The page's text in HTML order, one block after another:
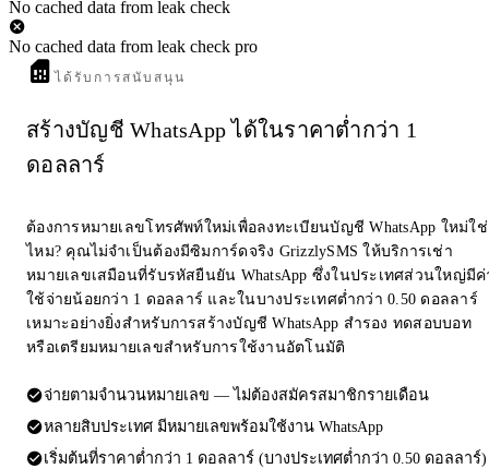
No cached data from leak check
No cached data from leak check pro
ได้รับการสนับสนุน
สร้างบัญชี WhatsApp ได้ในราคาต่ำกว่า 1
ดอลลาร์
ต้องการหมายเลขโทรศัพท์ใหม่เพื่อลงทะเบียนบัญชี WhatsApp ใหม่ใช่
ไหม? คุณไม่จำเป็นต้องมีซิมการ์ดจริง GrizzlySMS ให้บริการเช่า
หมายเลขเสมือนที่รับรหัสยืนยัน WhatsApp ซึ่งในประเทศส่วนใหญ่มีค่
ใช้จ่ายน้อยกว่า 1 ดอลลาร์ และในบางประเทศต่ำกว่า 0.50 ดอลลาร์
เหมาะอย่างยิ่งสำหรับการสร้างบัญชี WhatsApp สำรอง ทดสอบบอท
หรือเตรียมหมายเลขสำหรับการใช้งานอัตโนมัติ
จ่ายตามจำนวนหมายเลข — ไม่ต้องสมัครสมาชิกรายเดือน
หลายสิบประเทศ มีหมายเลขพร้อมใช้งาน WhatsApp
เริ่มต้นที่ราคาต่ำกว่า 1 ดอลลาร์ (บางประเทศต่ำกว่า 0.50 ดอลลาร์)